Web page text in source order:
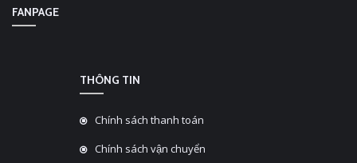
FANPAGE
THÔNG TIN
Chính sách thanh toán
Chính sách vận chuyển